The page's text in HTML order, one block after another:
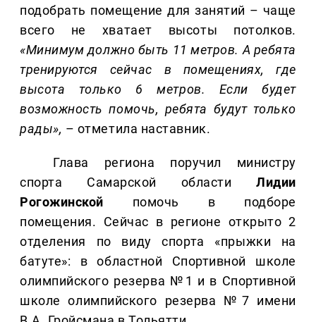
подобрать помещение для занятий – чаще
всего не хватает высоты потолков.
«Минимум должно быть 11 метров. А ребята
тренируются сейчас в помещениях, где
высота только 6 метров. Если будет
возможность помочь, ребята будут только
рады», – отметила наставник.
Глава региона поручил министру
спорта Самарской областиЛидии
Рогожинской помочь в подборе
помещения. Сейчас в регионе открыто 2
отделения по виду спорта «прыжки на
батуте»: в областной Спортивной школе
олимпийского резерва №1 и в Спортивной
школе олимпийского резерва №7 имени